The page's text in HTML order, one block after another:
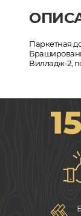
Паркетная
Вилладж-2,